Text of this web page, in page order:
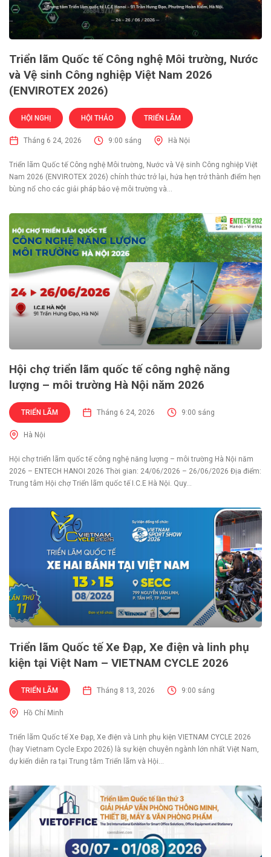
Triển lãm Quốc tế Công nghệ Môi trường, Nước
và Vệ sinh Công nghiệp Việt Nam 2026
(ENVIROTEX 2026)
HỘI NGHỊ HỘI THẢO TRIỂN LÃM
Tháng 6 24, 2026 9:00 sáng Hà Nội
Triển lãm Quốc tế Công nghệ Môi trường, Nước và Vệ sinh Công nghiệp Việt
Nam 2026 (ENVIROTEX 2026) chính thức trở lại, hứa hẹn trở thành điểm hẹn
bùng nổ cho các giải pháp bảo vệ môi trường và...
Hội chợ triển lãm quốc tế công nghệ năng
lượng – môi trường Hà Nội năm 2026
TRIỂN LÃM Tháng 6 24, 2026 9:00 sáng
Hà Nội
Hội chợ triển lãm quốc tế công nghệ năng lượng – môi trường Hà Nội năm
2026 – ENTECH HANOI 2026 Thời gian: 24/06/2026 – 26/06/2026 Địa điểm:
Trung tâm Hội chợ Triển lãm quốc tế I.C.E Hà Nội. Quy...
Triển lãm Quốc tế Xe Đạp, Xe điện và linh phụ
kiện tại Việt Nam – VIETNAM CYCLE 2026
TRIỂN LÃM Tháng 8 13, 2026 9:00 sáng
Hồ Chí Minh
Triển lãm Quốc tế Xe Đạp, Xe điện và Linh phụ kiện VIETNAM CYCLE 2026
(hay Vietnam Cycle Expo 2026) là sự kiện chuyên ngành lớn nhất Việt Nam,
dự kiến diễn ra tại Trung tâm Triển lãm và Hội...